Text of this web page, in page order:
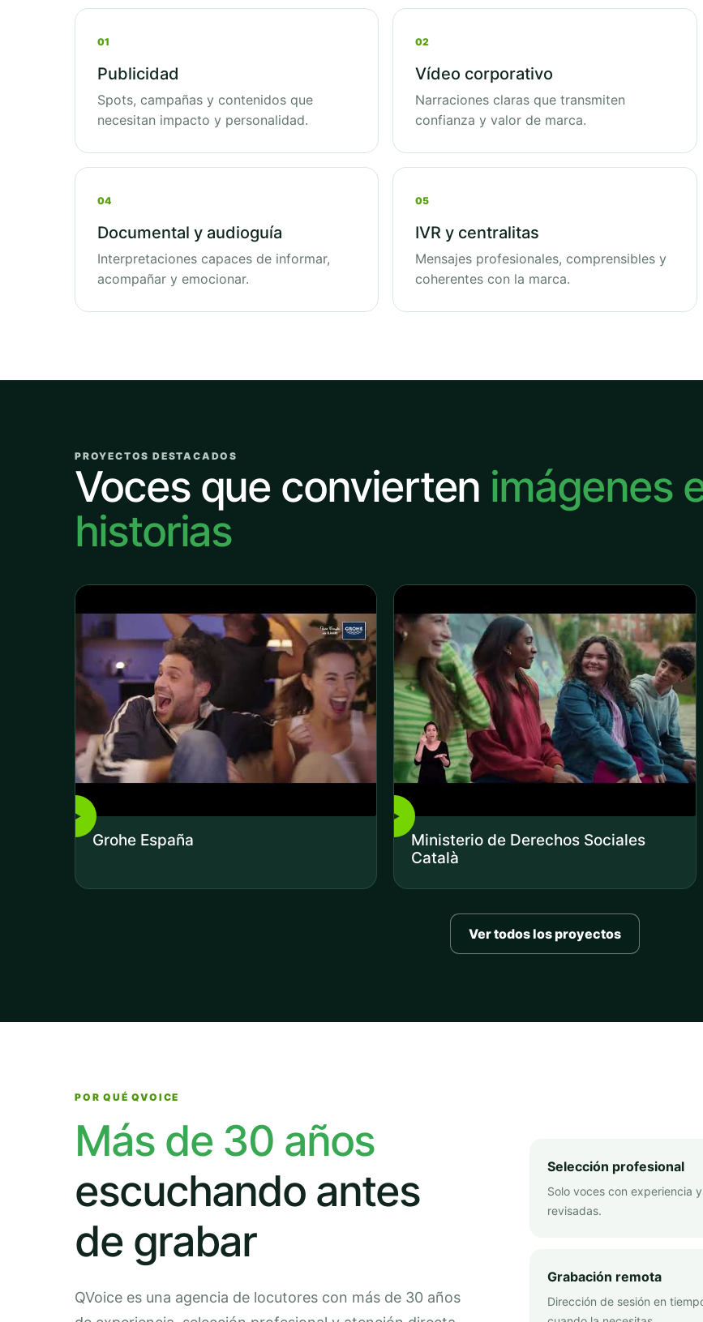
01
Publicidad
Spots, campañas y contenidos que
necesitan impacto y personalidad.
02
Vídeo corporativo
Narraciones claras que transmiten
confianza y valor de marca.
04
Documental y audioguía
Interpretaciones capaces de informar,
acompañar y emocionar.
05
IVR y centralitas
Mensajes profesionales, comprensibles y
coherentes con la marca.
PROYECTOS DESTACADOS
Voces que convierten imágenes
historias
▶
Grohe España
▶
Ministerio de Derechos Sociales
Català
Ver todos los proyectos
POR QUÉ QVOICE
Más de 30 años
escuchando antes
de grabar
QVoice es una agencia de locutores con más de 30 años
Selección profesional
Solo voces con experiencia
revisadas.
Grabación remota
Dirección de sesión en